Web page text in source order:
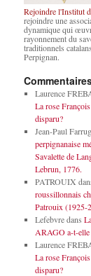
Rejoindre l'Institut
rejoindre une
dynamique qui
rayonnement du
traditionnels
Perpignan.
Laurence
La rose
disparu?
Jean-Paul
perpignanaise
Savalette de
Lebrun, 1776.
PATROUIX
roussillonnais
Patrouix (1925-
Lefebvredans
ARAGO a-t-elle
Laurence
La rose
disparu?